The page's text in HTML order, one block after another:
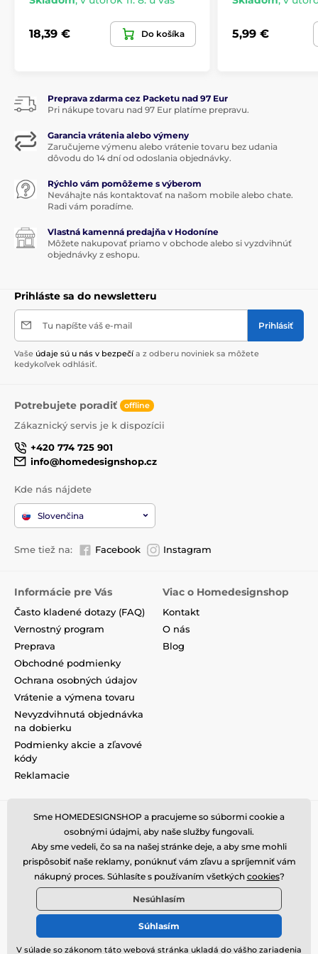
18,39 € Do košíka 5,99 €
Preprava zdarma cez Packetu nad 97 Eur
Pri nákupe tovaru nad 97 Eur platíme prepravu.
Garancia vrátenia alebo výmeny
Zaručujeme výmenu alebo vrátenie tovaru bez udania
dôvodu do 14 dní od odoslania objednávky.
Rýchlo vám pomôžeme s výberom
Neváhajte nás kontaktovať na našom mobile alebo chate.
Radi vám poradíme.
Vlastná kamenná predajňa v Hodoníne
Môžete nakupovať priamo v obchode alebo si vyzdvihnúť
objednávky z eshopu.
Prihláste sa do newsletteru
Tu napíšte váš e-mail Prihlásiť
Vaše údaje sú u nás v bezpečí a z odberu noviniek sa môžete
kedykoľvek odhlásiť.
Potrebujete poradiť offline
Zákaznický servis je k dispozícii
+420 774 725 901
info@homedesignshop.cz
Kde nás nájdete
Slovenčina
Sme tiež na: Facebook Instagram
Informácie pre Vás
Často kladené dotazy (FAQ)
Vernostný program
Preprava
Obchodné podmienky
Ochrana osobných údajov
Vrátenie a výmena tovaru
Nevyzdvihnutá objednávka
na dobierku
Podmienky akcie a zľavové
kódy
Reklamacie
Viac o Homedesignshop
Kontakt
O nás
Blog
Sme HOMEDESIGNSHOP a pracujeme so súbormi cookie a
osobnými údajmi, aby naše služby fungovali.
Aby sme vedeli, čo sa na našej stránke deje, a aby sme mohli
prispôsobiť naše reklamy, ponúknuť vám zľavu a spríjemniť vám
nákupný proces. Súhlasíte s používaním všetkých cookies?
Nesúhlasím
Súhlasím
V súlade so zákonom táto webová stránka ukladá do vášho zariadenia